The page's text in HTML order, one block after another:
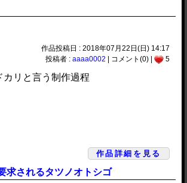
作品投稿日 : 2018年07月22日(日) 14:17
投稿者 :aaaa0002 | コメント(0) | 5
リと言う制作過程
作品詳細を見る
求されるタツノオトシゴ